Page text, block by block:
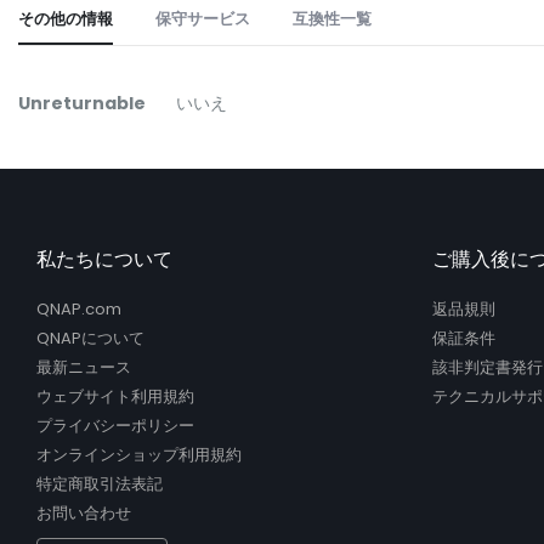
beginning
the
その他の情報
そ
Unreturnable いいえ
保守サービス 互換性一覧
私たちについて
QNAP.com
QNAPについて
最新ニュース
ウェブサイト利用規約
プライバシーポリシー
オンラインショップ利用規約
特定商取引法表記
お問い合わせ
ご購入後に
返品規則
保証条件
該非判定書発行
テクニカルサ